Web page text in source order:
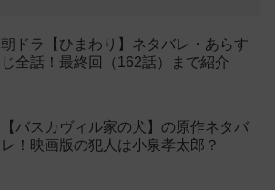
朝ドラ【ひまわり】ネタバレ・あらす
じ全話！最終回（162話）まで紹介
【バスカヴィル家の犬】の原作ネタバ
レ！映画版の犯人は小泉孝太郎？